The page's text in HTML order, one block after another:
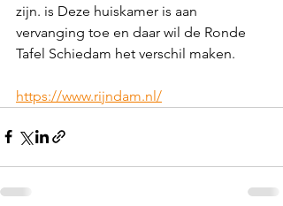
zijn. is Deze huiskamer is aan
vervanging toe en daar wil de Ronde
Tafel Schiedam het verschil maken.
https://www.rijndam.nl/